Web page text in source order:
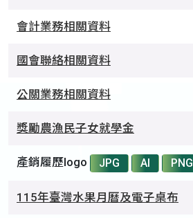
會計業務相關資料
國會聯絡相關資料
公關業務相關資料
獎勵農漁民子女就學金
產銷履歷logo JPG AI PNG
115年臺灣水果月曆及電子桌布